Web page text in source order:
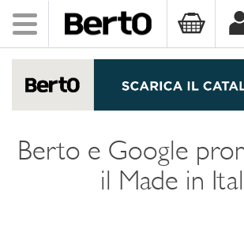
Toggle
navigation
Berto e Google
il Made in